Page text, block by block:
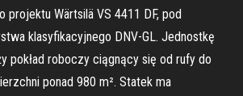
projektu Wärtsilä VS 4411 DF, pod
klasyfikacyjnego DNV-GL. Jednostkę
pokład roboczy ciągnący się od rufy do
ponad 980 m². Statek ma